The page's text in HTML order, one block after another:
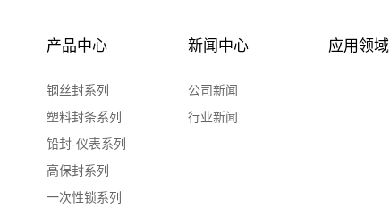
产品中心
钢丝封系列
塑料封条系列
铅封-仪表系列
高保封系列
一次性锁系列
新闻中心
公司新闻
行业新闻
应用领域